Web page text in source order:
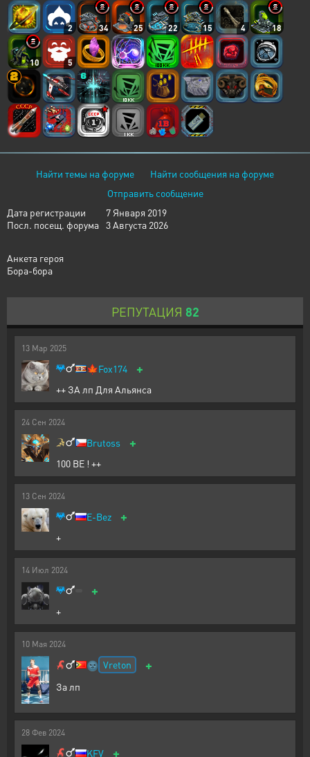
2 34 25 22 15 4 18
10 5
Найти темы на форуме
Найти сообщения на форуме
Отправить сообщение
Дата регистрации
7 Января 2019
Посл. посещ. форума 3 Августа 2026
Анкета героя
Бора-бора
РЕПУТАЦИЯ 82
13 Мар 2025
🍁Fox174 +
++ ЗА лп Для Альянса
24 Сен 2024
Brutoss +
100 BE ! ++
13 Сен 2024
E-Bez +
+
14 Июл 2024
+
+
10 Мая 2024
🌚 Vreton +
За лп
28 Фев 2024
KFV +